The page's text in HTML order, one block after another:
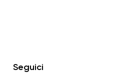
Seguici